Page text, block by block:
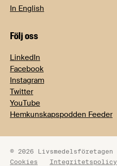
In English
Följ oss
LinkedIn
Facebook
Instagram
Twitter
YouTube
Hemkunskapspodden Feeder
© 2026 Livsmedelsföretagen
Cookies
Integritetspolicy